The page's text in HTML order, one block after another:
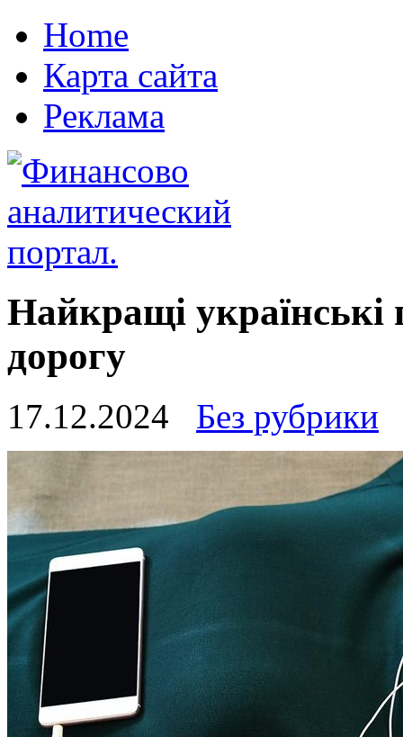
Home
Карта сайта
Реклама
Найкращі українські
дорогу
17.12.2024 Без рубрики